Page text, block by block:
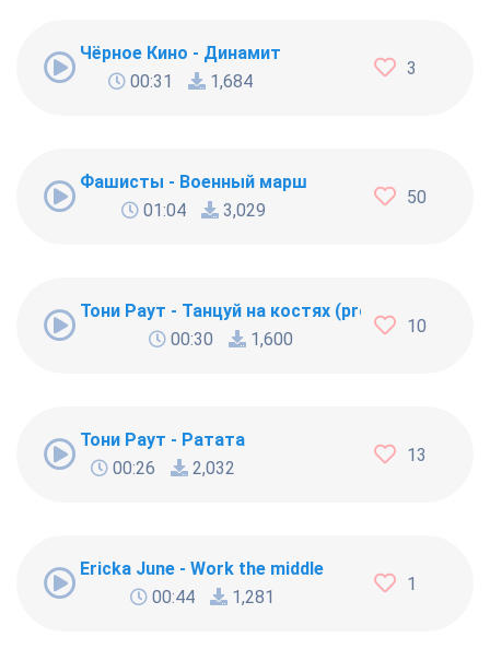
Чёрное Кино - Динамит
00:31
1,684
3
Фашисты - Военный марш
01:04
3,029
50
Тони Раут - Танцуй на костях (prod. Ivan Reys)
00:30
1,600
10
Тони Раут - Ратата
00:26
2,032
13
Ericka June - Work the middle
00:44
1,281
1